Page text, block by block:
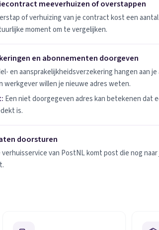
meeverhuizen of overstappen afvinken
meeverhuizen of overstappen
of verhuizing van je contract kost een
moment om te vergelijken.
en abonnementen doorgeven afvinken
en abonnementen doorgeven
en aansprakelijkheidsverzekering hangen aan
werkgever willen je nieuwe adres weten.
Een niet doorgegeven adres kan betekenen dat
is.
afvinken
doorsturen
van PostNL komt post die nog